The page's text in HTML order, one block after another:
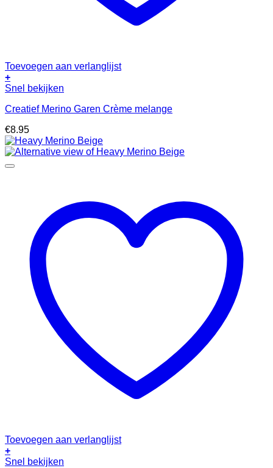
Toevoegen aan verlanglijst
+
Snel bekijken
Creatief Merino Garen Crème melange
€8.95
Toevoegen aan verlanglijst
+
Snel bekijken